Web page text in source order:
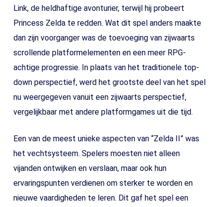
Link, de heldhaftige avonturier, terwijl hij probeert
Princess Zelda te redden. Wat dit spel anders maakte
dan zijn voorganger was de toevoeging van zijwaarts
scrollende platformelementen en een meer RPG-
achtige progressie. In plaats van het traditionele top-
down perspectief, werd het grootste deel van het spel
nu weergegeven vanuit een zijwaarts perspectief,
vergelijkbaar met andere platformgames uit die tijd.
Een van de meest unieke aspecten van “Zelda II” was
het vechtsysteem. Spelers moesten niet alleen
vijanden ontwijken en verslaan, maar ook hun
ervaringspunten verdienen om sterker te worden en
nieuwe vaardigheden te leren. Dit gaf het spel een